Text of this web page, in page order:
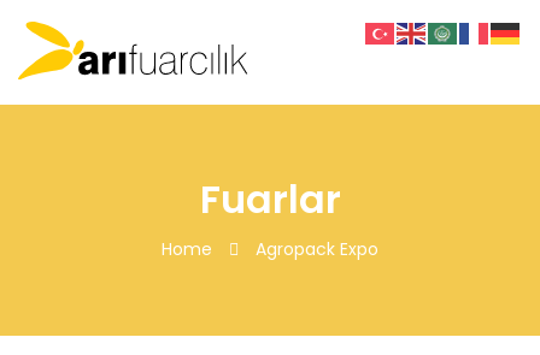
Fuarlar
Home Agropack Expo